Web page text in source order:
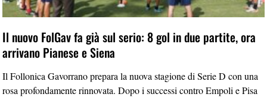
Il nuovo FolGav fa già sul serio: 8 gol in due partite, ora
arrivano Pianese e Siena
Il Follonica Gavorrano prepara la nuova stagione di Serie D con una
rosa profondamente rinnovata. Dopo i successi contro Empoli e Pisa